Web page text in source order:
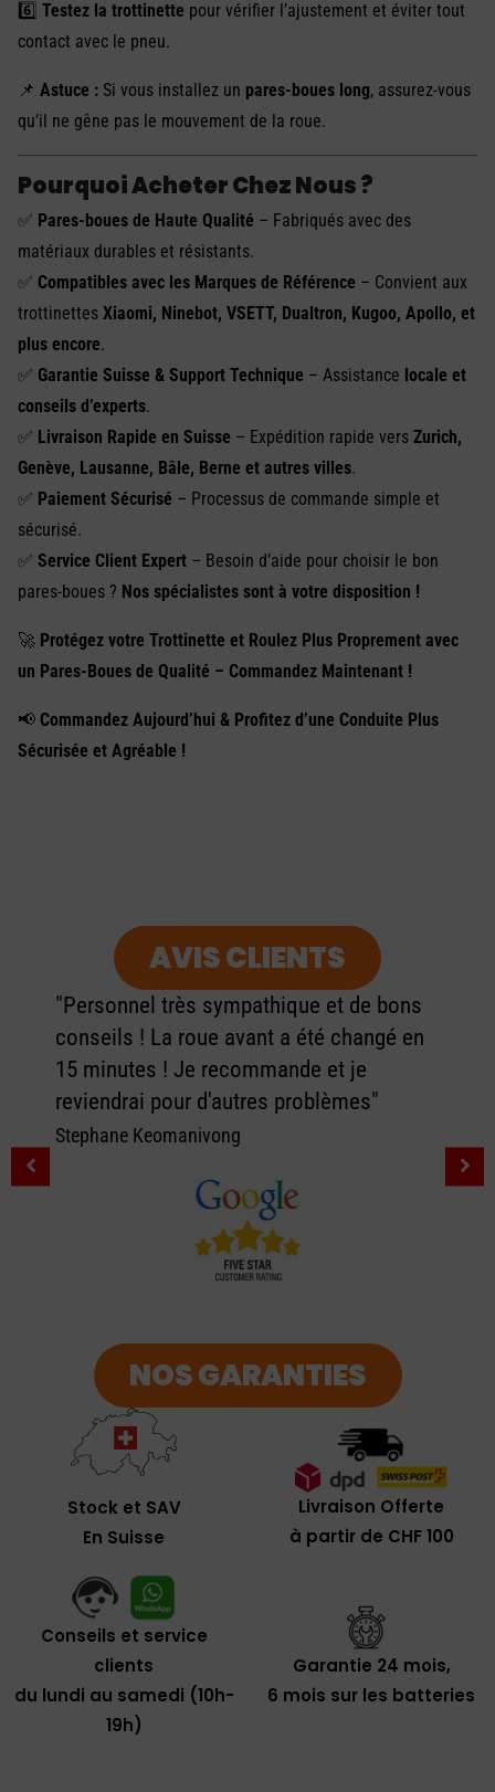
6️⃣ Testez la trottinette pour vérifier l’ajustement et éviter tout
contact avec le pneu.
📌 Astuce : Si vous installez un pares-boues long, assurez-vous
qu’il ne gêne pas le mouvement de la roue.
Pourquoi Acheter Chez Nous ?
✅ Pares-boues de Haute Qualité – Fabriqués avec des
matériaux durables et résistants.
✅ Compatibles avec les Marques de Référence – Convient aux
trottinettes Xiaomi, Ninebot, VSETT, Dualtron, Kugoo, Apollo, et
plus encore.
✅ Garantie Suisse & Support Technique – Assistance locale et
conseils d’experts.
✅ Livraison Rapide en Suisse – Expédition rapide vers Zurich,
Genève, Lausanne, Bâle, Berne et autres villes.
✅ Paiement Sécurisé – Processus de commande simple et
sécurisé.
✅ Service Client Expert – Besoin d’aide pour choisir le bon
pares-boues ? Nos spécialistes sont à votre disposition !
🚀 Protégez votre Trottinette et Roulez Plus Proprement avec
un Pares-Boues de Qualité – Commandez Maintenant !
📢 Commandez Aujourd’hui & Profitez d’une Conduite Plus
Sécurisée et Agréable !
AVIS CLIENTS
"Personnel très sympathique et de bons
conseils ! La roue avant a été changé en
15 minutes ! Je recommande et je
reviendrai pour d'autres problèmes"
Stephane Keomanivong
NOS GARANTIES
Stock et SAV
En Suisse
Livraison Offerte
à partir de CHF 100
Conseils et service
clients
du lundi au samedi (10h-
19h)
Garantie 24 mois,
6 mois sur les batteries